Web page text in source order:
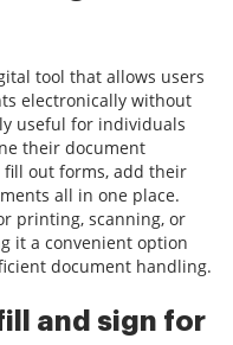
tool that allows users
electronically without
useful for individuals
their document
fill out forms, add their
all in one place.
printing, scanning, or
it a convenient option
document handling.
and sign for